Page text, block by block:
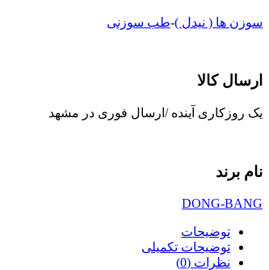
سوزن ها ( نیدل )-طب سوزنی
ارسال کالا
یک روزکاری آینده /ارسال فوری در مشهد
نام برند
DONG-BANG
توضیحات
توضیحات تکمیلی
نظرات (0)